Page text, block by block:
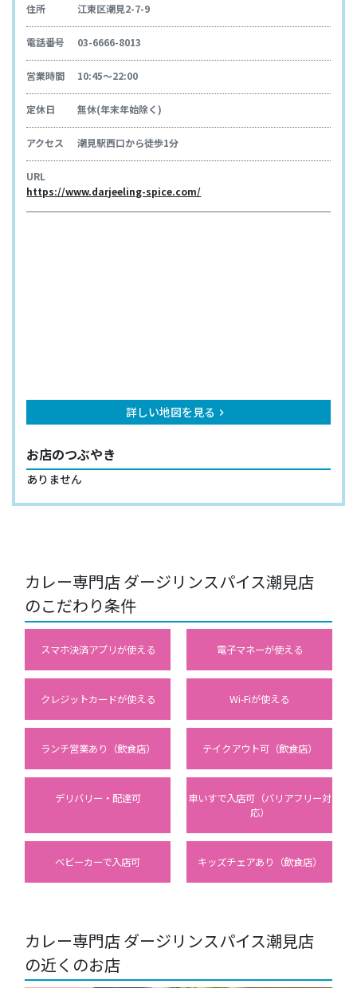
住所 江東区潮見2-7-9
電話番号 03-6666-8013
営業時間 10:45～22:00
定休日 無休(年末年始除く)
アクセス 潮見駅西口から徒歩1分
URL
https://www.darjeeling-spice.com/
詳しい地図を見る keyboard_arrow_right
お店のつぶやき
ありません
カレー専門店 ダージリンスパイス潮見店
のこだわり条件
スマホ決済アプリが使える 電子マネーが使える
クレジットカードが使える Wi-Fiが使える
ランチ営業あり（飲食店） テイクアウト可（飲食店）
デリバリー・配達可
車いすで入店可（バリアフリー対
応）
ベビーカーで入店可 キッズチェアあり（飲食店）
カレー専門店 ダージリンスパイス潮見店
の近くのお店